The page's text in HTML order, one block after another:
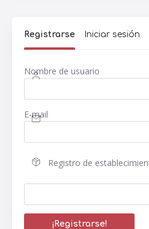
Registrarse Iniciar sesión
Nombre de usuario
E-mail
Registro de